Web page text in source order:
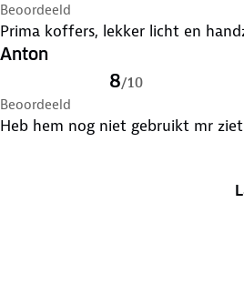
Beoordeeld
Prima koffers, lekker licht en
Anton
8/10
Beoordeeld
Heb hem nog niet gebruikt mr